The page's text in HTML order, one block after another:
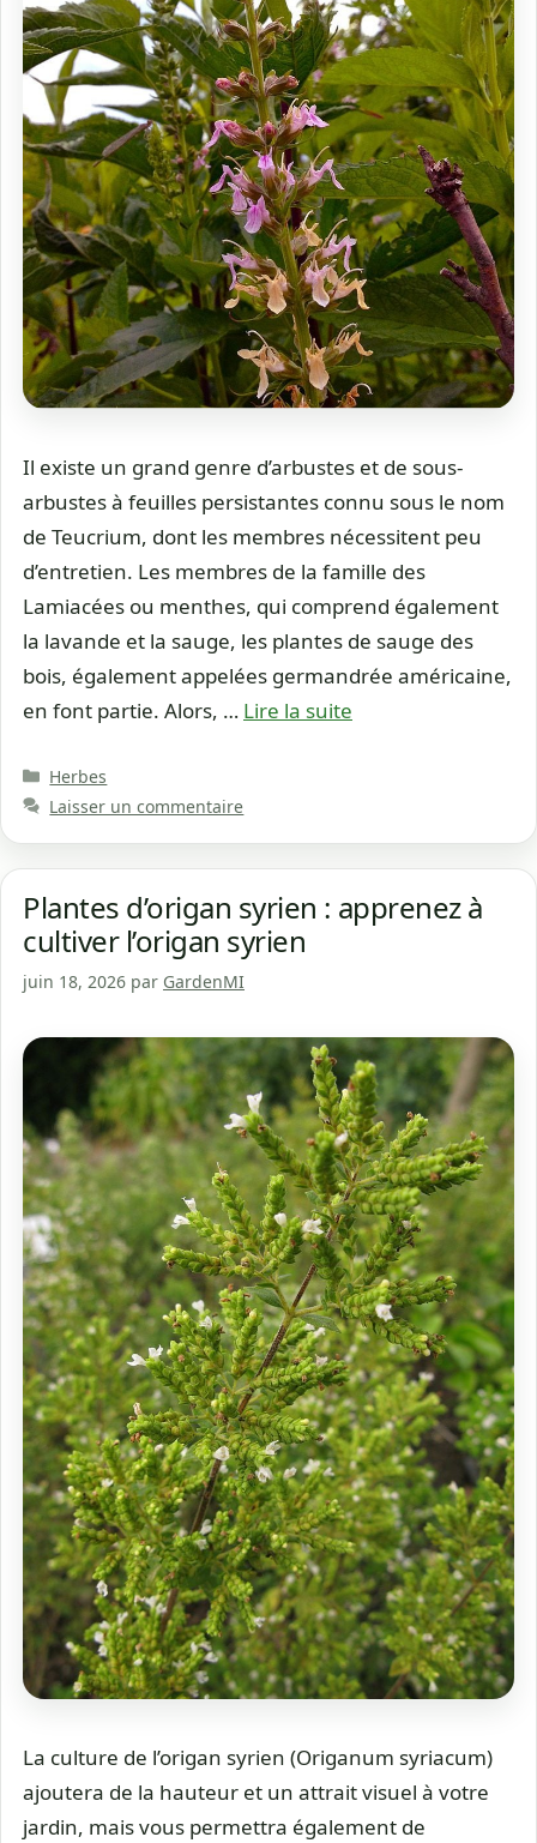
Il existe un grand genre d’arbustes et de sous-
arbustes à feuilles persistantes connu sous le nom
de Teucrium, dont les membres nécessitent peu
d’entretien. Les membres de la famille des
Lamiacées ou menthes, qui comprend également
la lavande et la sauge, les plantes de sauge des
bois, également appelées germandrée américaine,
en font partie. Alors, … Lire la suite
Catégories
Herbes
Laisser un commentaire
Plantes d’origan syrien : apprenez à
cultiver l’origan syrien
juin 18, 2026 par GardenMI
La culture de l’origan syrien (Origanum syriacum)
ajoutera de la hauteur et un attrait visuel à votre
jardin, mais vous permettra également de